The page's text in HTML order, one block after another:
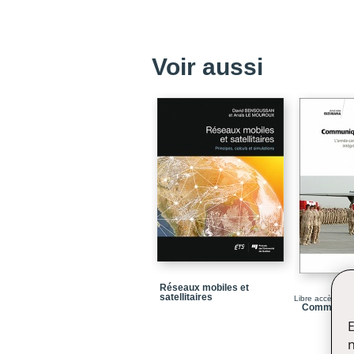
Voir aussi
Réseaux mobiles et
satellitaires
Libre accès